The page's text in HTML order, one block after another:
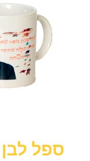
ספל לבן